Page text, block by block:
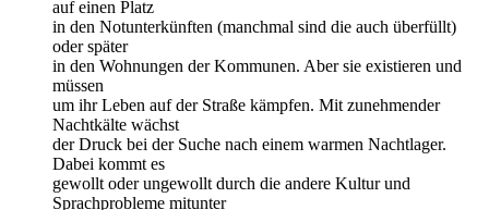
auf einen Platz
in den Notunterkünften (manchmal sind die auch überfüllt)
oder später
in den Wohnungen der Kommunen. Aber sie existieren und
müssen
um ihr Leben auf der Straße kämpfen. Mit zunehmender
Nachtkälte wächst
der Druck bei der Suche nach einem warmen Nachtlager.
Dabei kommt es
gewollt oder ungewollt durch die andere Kultur und
Sprachprobleme mitunter